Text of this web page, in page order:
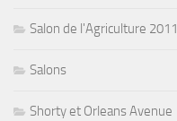
Salon de l'Agriculture 2011
Salons
Shorty et Orleans Avenue